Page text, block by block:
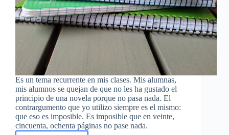
Es un tema recurrente en mis clases. Mis alumnas,
mis alumnos se quejan de que no les ha gustado el
principio de una novela porque no pasa nada. El
contrargumento que yo utilizo siempre es el mismo:
que eso es imposible. Es imposible que en veinte,
cincuenta, ochenta páginas no pase nada.